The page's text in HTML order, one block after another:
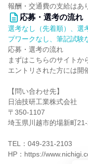
報酬・交通費の支給はあ
応募・選考の流れ
選考なし（先着順）、選
プワークなし、筆記試験
応募・選考の流れ
まずはこちらのサイトか
エントリされた方には開
【問い合わせ先】
日油技研工業株式会社
〒350-1107
埼玉県川越市的場新町
TEL：049-231-2103
HP：https://